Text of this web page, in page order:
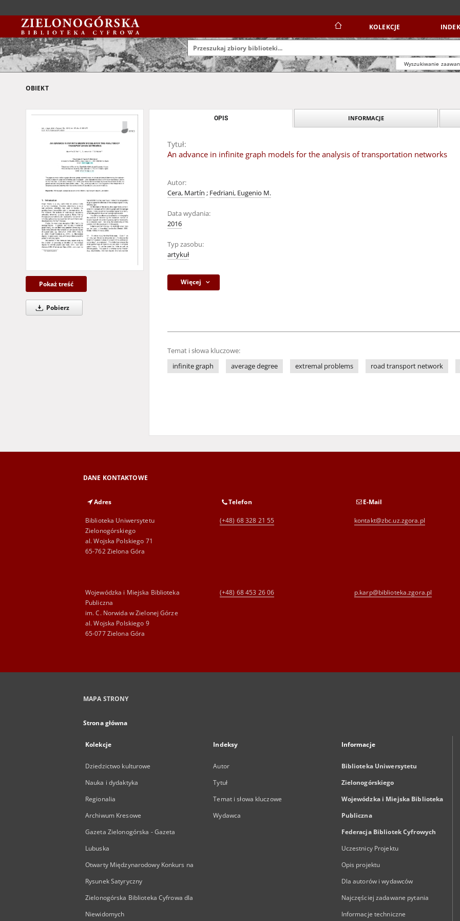
KOLEKCJE
Wyszukiwanie
OBIEKT
Pokaż treść
Pobierz
OPIS INFORMACJE
Tytuł:
An advance in infinite graph models for the analysis of transportation networks
Autor:
Cera, Martín ; Fedriani, Eugenio M.
Data wydania:
2016
Typ zasobu:
artykuł
Więcej
Temat i słowa kluczowe:
infinite graph
average degree extremal problems road transport network
DANE KONTAKTOWE
Adres
Biblioteka Uniwersytetu
Zielonogórskiego
al. Wojska Polskiego 71
65-762 Zielona Góra
Telefon
(+48) 68 328 21 55
E-Mail
kontakt@zbc.uz.zgora.pl
Wojewódzka i Miejska Biblioteka
Publiczna
im. C. Norwida w Zielonej Górze
al. Wojska Polskiego 9
65-077 Zielona Góra
(+48) 68 453 26 06 p.karp@biblioteka.zgora.pl
MAPA STRONY
Strona główna
Kolekcje
Dziedzictwo kulturowe
Nauka i dydaktyka
Regionalia
Archiwum Kresowe
Gazeta Zielonogórska - Gazeta
Lubuska
Otwarty Międzynarodowy Konkurs na
Rysunek Satyryczny
Zielonogórska Biblioteka Cyfrowa dla
Niewidomych
Indeksy
Autor
Tytuł
Temat i słowa kluczowe
Wydawca
Informacje
Biblioteka Uniwersytetu
Zielonogórskiego
Wojewódzka i Miejska Biblioteka
Publiczna
Federacja Bibliotek Cyfrowych
Uczestnicy Projektu
Opis projektu
Dla autorów i wydawców
Najczęściej zadawane pytania
Informacje techniczne